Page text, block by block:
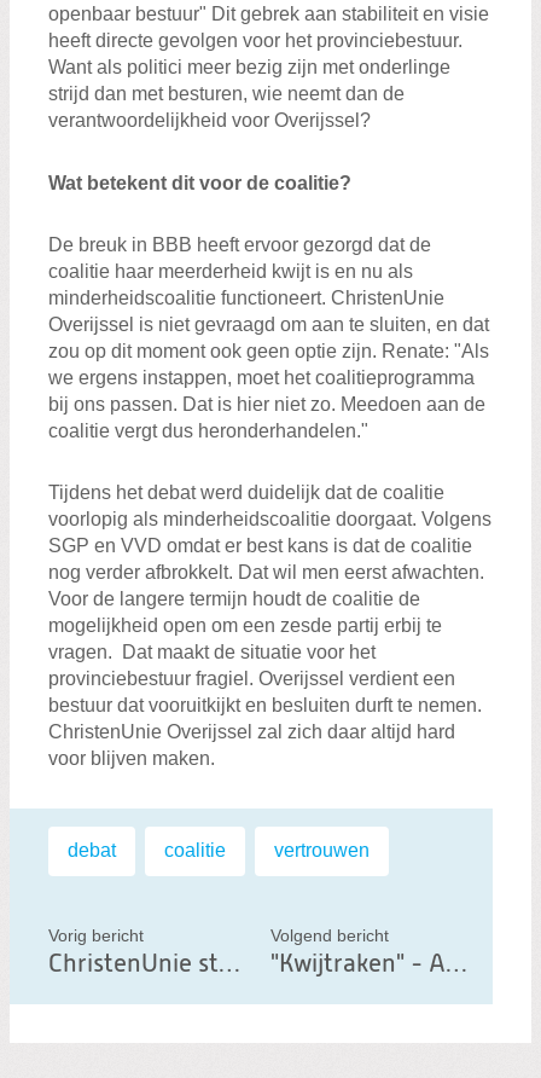
openbaar bestuur" Dit gebrek aan stabiliteit en visie
heeft directe gevolgen voor het provinciebestuur.
Want als politici meer bezig zijn met onderlinge
strijd dan met besturen, wie neemt dan de
verantwoordelijkheid voor Overijssel?
Wat betekent dit voor de coalitie?
De breuk in BBB heeft ervoor gezorgd dat de
coalitie haar meerderheid kwijt is en nu als
minderheidscoalitie functioneert. ChristenUnie
Overijssel is niet gevraagd om aan te sluiten, en dat
zou op dit moment ook geen optie zijn. Renate: "Als
we ergens instappen, moet het coalitieprogramma
bij ons passen. Dat is hier niet zo. Meedoen aan de
coalitie vergt dus heronderhandelen."
Tijdens het debat werd duidelijk dat de coalitie
voorlopig als minderheidscoalitie doorgaat. Volgens
SGP en VVD omdat er best kans is dat de coalitie
nog verder afbrokkelt. Dat wil men eerst afwachten.
Voor de langere termijn houdt de coalitie de
mogelijkheid open om een zesde partij erbij te
vragen. Dat maakt de situatie voor het
provinciebestuur fragiel. Overijssel verdient een
bestuur dat vooruitkijkt en besluiten durft te nemen.
ChristenUnie Overijssel zal zich daar altijd hard
voor blijven maken.
Labels:
debat coalitie vertrouwen
Vorig bericht
ChristenUnie steunt windmolenplan: ‘Kop niet in het zand steken’
Volgend bericht
"Kwijtraken" - Algemene Beschouwing 2025 Provinciale Staten